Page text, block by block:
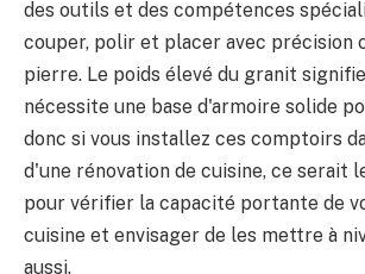
des outils et des compétences
couper, polir et placer avec précision
pierre. Le poids élevé du granit
nécessite une base d'armoire solide
donc si vous installez ces comptoirs
d'une rénovation de cuisine, ce serait
pour vérifier la capacité portante de
cuisine et envisager de les mettre à
aussi.